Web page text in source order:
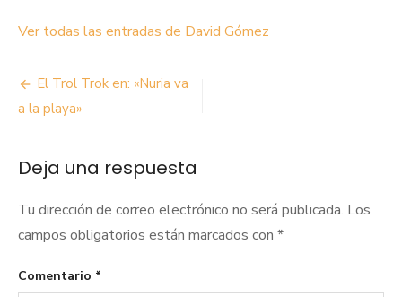
Ver todas las entradas de David Gómez
Navegación
de
El Trol Trok en: «Nuria va
a la playa»
Deja una respuesta
Tu dirección de correo electrónico no será publicada. Los
campos obligatorios están marcados con *
Comentario *